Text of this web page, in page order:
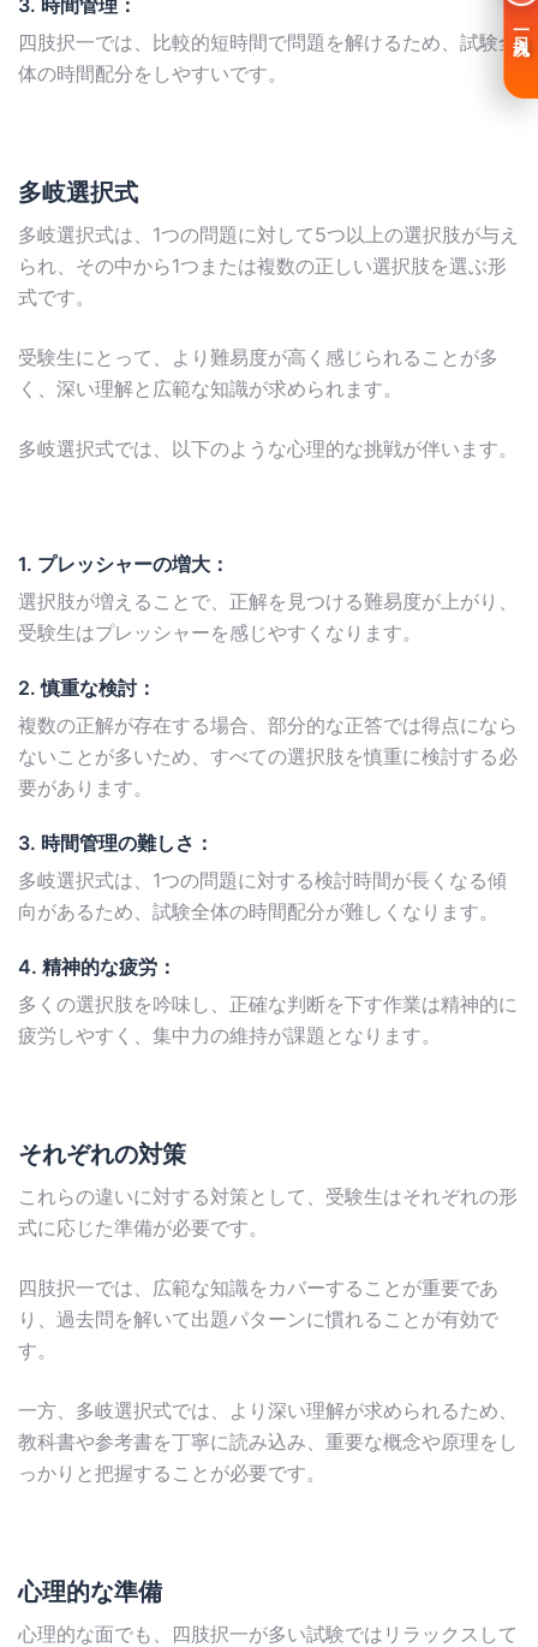
四肢択一では、比較的短時間で問題を解けるため、試験全
体の時間配分をしやすいです。
多岐選択式
多岐選択式は、1つの問題に対して5つ以上の選択肢が与え
られ、その中から1つまたは複数の正しい選択肢を選ぶ形
式です。
受験生にとって、より難易度が高く感じられることが多
く、深い理解と広範な知識が求められます。
多岐選択式では、以下のような心理的な挑戦が伴います。
1. プレッシャーの増大：
選択肢が増えることで、正解を見つける難易度が上がり、
受験生はプレッシャーを感じやすくなります。
2. 慎重な検討：
複数の正解が存在する場合、部分的な正答では得点になら
ないことが多いため、すべての選択肢を慎重に検討する必
要があります。
3. 時間管理の難しさ：
多岐選択式は、1つの問題に対する検討時間が長くなる傾
向があるため、試験全体の時間配分が難しくなります。
4. 精神的な疲労：
多くの選択肢を吟味し、正確な判断を下す作業は精神的に
疲労しやすく、集中力の維持が課題となります。
それぞれの対策
これらの違いに対する対策として、受験生はそれぞれの形
式に応じた準備が必要です。
四肢択一では、広範な知識をカバーすることが重要であ
り、過去問を解いて出題パターンに慣れることが有効で
す。
一方、多岐選択式では、より深い理解が求められるため、
教科書や参考書を丁寧に読み込み、重要な概念や原理をし
っかりと把握することが必要です。
心理的な準備
心理的な面でも、四肢択一が多い試験ではリラックスして